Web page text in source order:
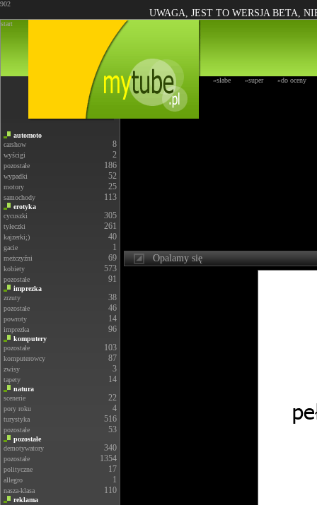
902
UWAGA, JEST TO WERSJA BETA,
start
»słabe »super »do oceny
automoto
carshow
8
wyścigi 2
pozostałe 186
wypadki 52
motory 25
samochody 113
erotyka
cycuszki
305
tyłeczki 261
kajzerki;) 40
gacie 1
meżczyźni 69
kobiety 573
pozostałe 91
imprezka
zrzuty
38
pozostałe 46
powroty 14
imprezka 96
komputery
pozostałe
103
komputerowcy 87
zwisy 3
tapety 14
natura
scenerie
22
pory roku 4
turystyka 516
pozostałe 53
pozostałe
demotywatory
340
pozostałe 1354
polityczne 17
allegro 1
nasza-klasa 110
reklama
Opalamy się